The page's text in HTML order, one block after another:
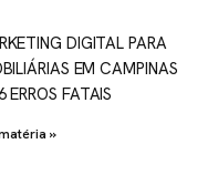
DIGITAL PARA
EM CAMPINAS
FATAIS
»